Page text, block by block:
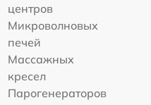
центров
Микроволновых
печей
Массажных
кресел
Парогенераторов